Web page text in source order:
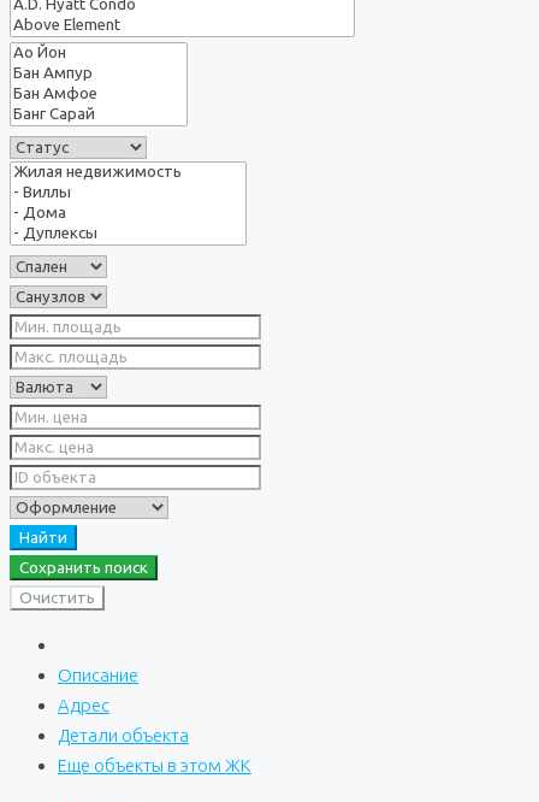
Найти
Сохранить поиск
Очистить
Описание
Адрес
Детали объекта
Еще объекты в этом ЖК